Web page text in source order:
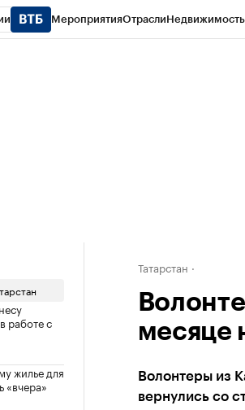
МероприятияОтраслиНедвижимость
работе с
жилье для
«вчера»
Татарстан
месяце
Волонтеры из
вернулись со